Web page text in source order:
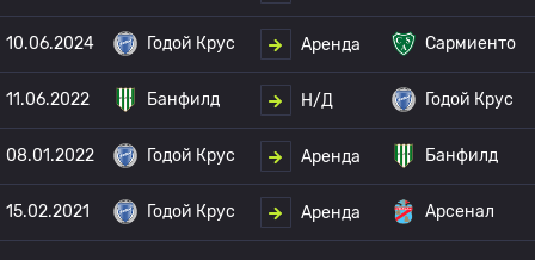
10.06.2024 Годой Крус Аренда Сармиенто
11.06.2022 Банфилд Н/Д Годой Крус
08.01.2022 Годой Крус Аренда Банфилд
15.02.2021 Годой Крус Аренда Арсенал